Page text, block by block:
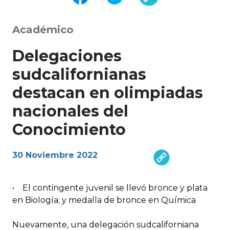
Académico
Delegaciones
sudcalifornianas
destacan en olimpiadas
nacionales del
Conocimiento
30 Noviembre 2022
• El contingente juvenil se llevó bronce y plata
en Biología; y medalla de bronce en Química
Nuevamente, una delegación sudcaliforniana